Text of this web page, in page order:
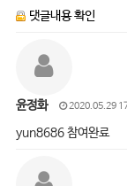
댓글내용 확인
윤정화 2020.05.29
yun8686 참여완료